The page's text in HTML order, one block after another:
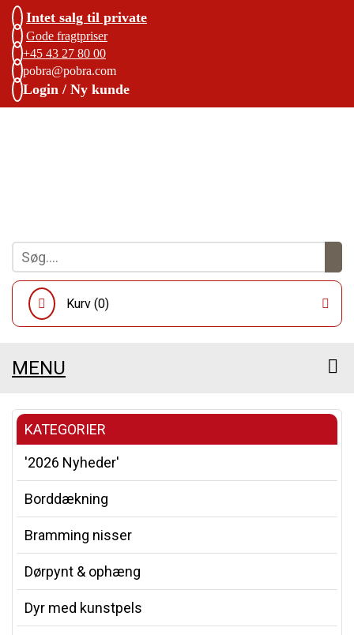
Intet salg til private
Gode fragtpriser
+45 43 27 80 00
pobra@pobra.com
Login / Ny kunde
Kurv (0)
MENU
KATEGORIER
'2026 Nyheder'
Borddækning
Bramming nisser
Dørpynt & ophæng
Dyr med kunstpels